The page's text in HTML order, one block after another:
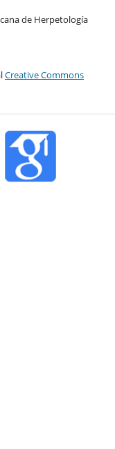
de Herpetología
Creative Commons